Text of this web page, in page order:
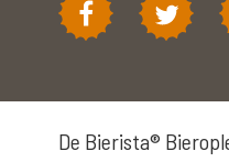
De Bierista®